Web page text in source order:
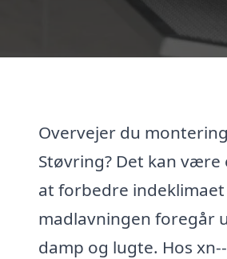
Overvejer du
Støvring? Det kan
at forbedre
madlavningen foregår
damp og lugte. Hos